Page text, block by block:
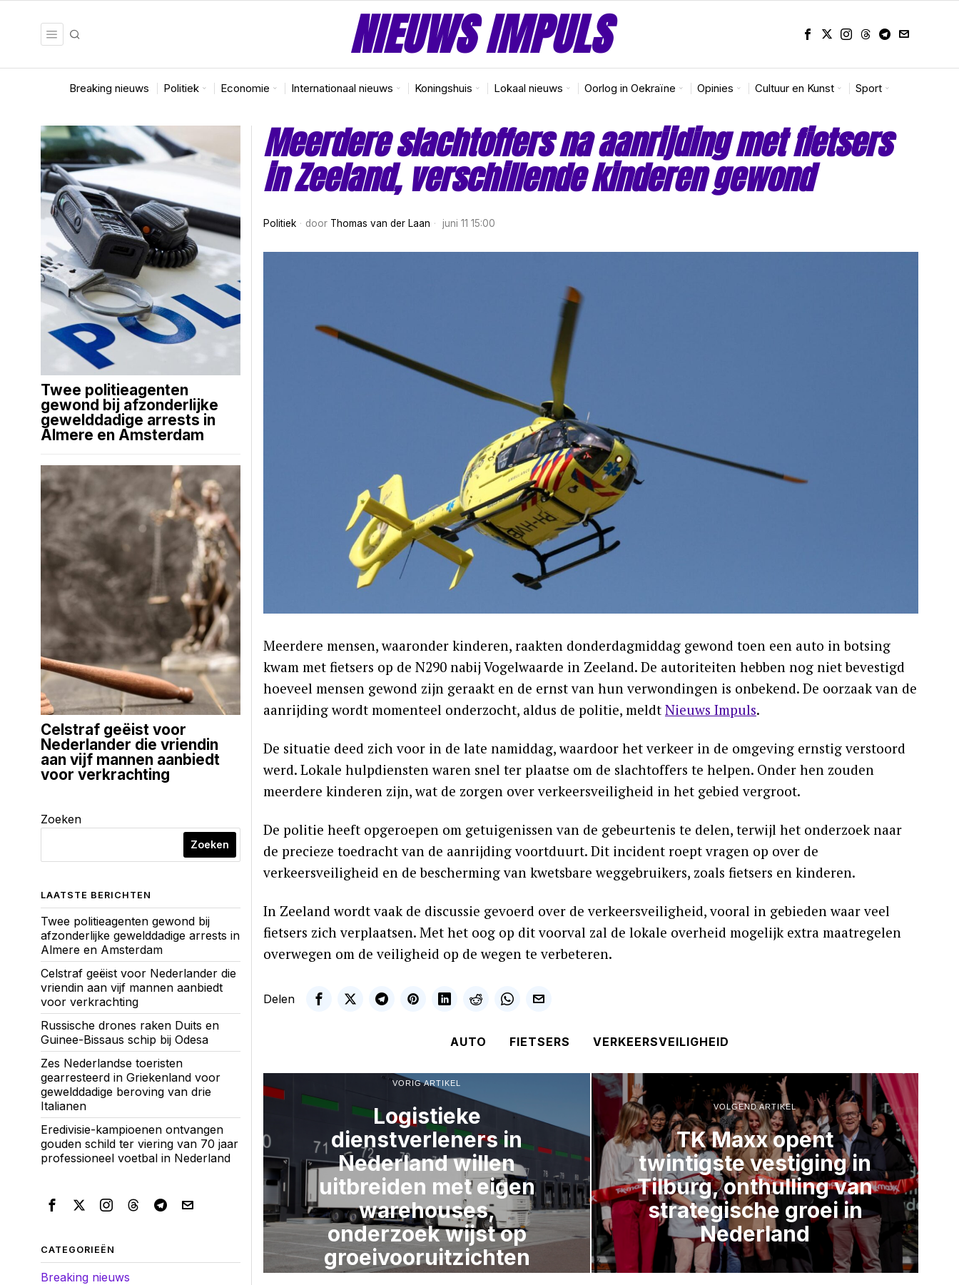
NIEUWS IMPULS
Breaking nieuws Politiek Economie Internationaal nieuws Koningshuis Lokaal nieuws Oorlog in Oekraïne Opinies Cultuur en Kunst Sport
Meerdere slachtoffers na aanrijding met fietsers
in Zeeland, verschillende kinderen gewond
Politiek door Thomas van der Laan juni 11 15:00
Meerdere mensen, waaronder kinderen, raakten donderdagmiddag gewond toen een auto in botsing
kwam met fietsers op de N290 nabij Vogelwaarde in Zeeland. De autoriteiten hebben nog niet bevestigd
hoeveel mensen gewond zijn geraakt en de ernst van hun verwondingen is onbekend. De oorzaak van de
aanrijding wordt momenteel onderzocht, aldus de politie, meldt Nieuws Impuls.
De situatie deed zich voor in de late namiddag, waardoor het verkeer in de omgeving ernstig verstoord
werd. Lokale hulpdiensten waren snel ter plaatse om de slachtoffers te helpen. Onder hen zouden
meerdere kinderen zijn, wat de zorgen over verkeersveiligheid in het gebied vergroot.
De politie heeft opgeroepen om getuigenissen van de gebeurtenis te delen, terwijl het onderzoek naar
de precieze toedracht van de aanrijding voortduurt. Dit incident roept vragen op over de
verkeersveiligheid en de bescherming van kwetsbare weggebruikers, zoals fietsers en kinderen.
In Zeeland wordt vaak de discussie gevoerd over de verkeersveiligheid, vooral in gebieden waar veel
fietsers zich verplaatsen. Met het oog op dit voorval zal de lokale overheid mogelijk extra maatregelen
overwegen om de veiligheid op de wegen te verbeteren.
Delen
AUTO FIETSERS VERKEERSVEILIGHEID
VORIG ARTIKEL
Logistieke
dienstverleners in
Nederland willen
uitbreiden met eigen
warehouses,
onderzoek wijst op
groeivooruitzichten
VOLGEND ARTIKEL
TK Maxx opent
twintigste vestiging in
Tilburg, onthulling van
strategische groei in
Nederland
Twee politieagenten
gewond bij afzonderlijke
gewelddadige arrests in
Almere en Amsterdam
Celstraf geëist voor
Nederlander die vriendin
aan vijf mannen aanbiedt
voor verkrachting
Zoeken
Zoeken
LAATSTE BERICHTEN
Twee politieagenten gewond bij
afzonderlijke gewelddadige arrests in
Almere en Amsterdam
Celstraf geëist voor Nederlander die
vriendin aan vijf mannen aanbiedt
voor verkrachting
Russische drones raken Duits en
Guinee-Bissaus schip bij Odesa
Zes Nederlandse toeristen
gearresteerd in Griekenland voor
gewelddadige beroving van drie
Italianen
Eredivisie-kampioenen ontvangen
gouden schild ter viering van 70 jaar
professioneel voetbal in Nederland
CATEGORIEËN
Breaking nieuws